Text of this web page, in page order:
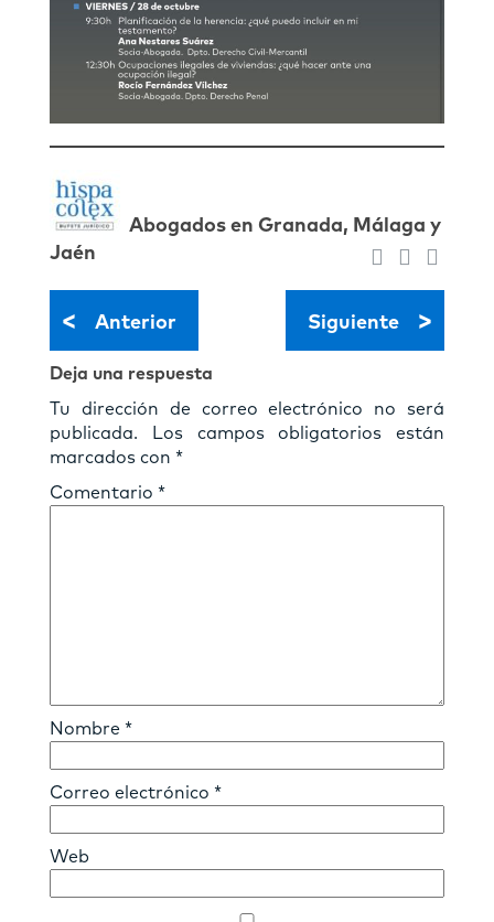
Abogados en Granada, Málaga y
Jaén
< Anterior Siguiente >
Deja una respuesta
Tu dirección de correo electrónico no será
publicada.
Los campos obligatorios están
marcados con *
Comentario *
Nombre *
Correo electrónico *
Web